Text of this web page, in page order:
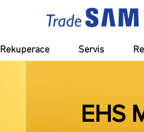
Rekuperace Servis
EHS